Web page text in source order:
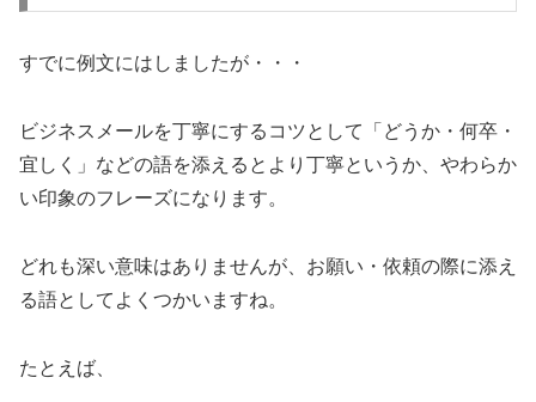
すでに例文にはしましたが・・・
ビジネスメールを丁寧にするコツとして「どうか・何卒・
宜しく」などの語を添えるとより丁寧というか、やわらか
い印象のフレーズになります。
どれも深い意味はありませんが、お願い・依頼の際に添え
る語としてよくつかいますね。
たとえば、